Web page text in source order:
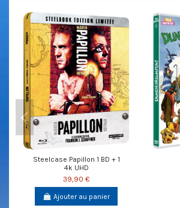
Steelcase Papillon 1 BD + 1
4k UHD
39,90 €
Ajouter au panier